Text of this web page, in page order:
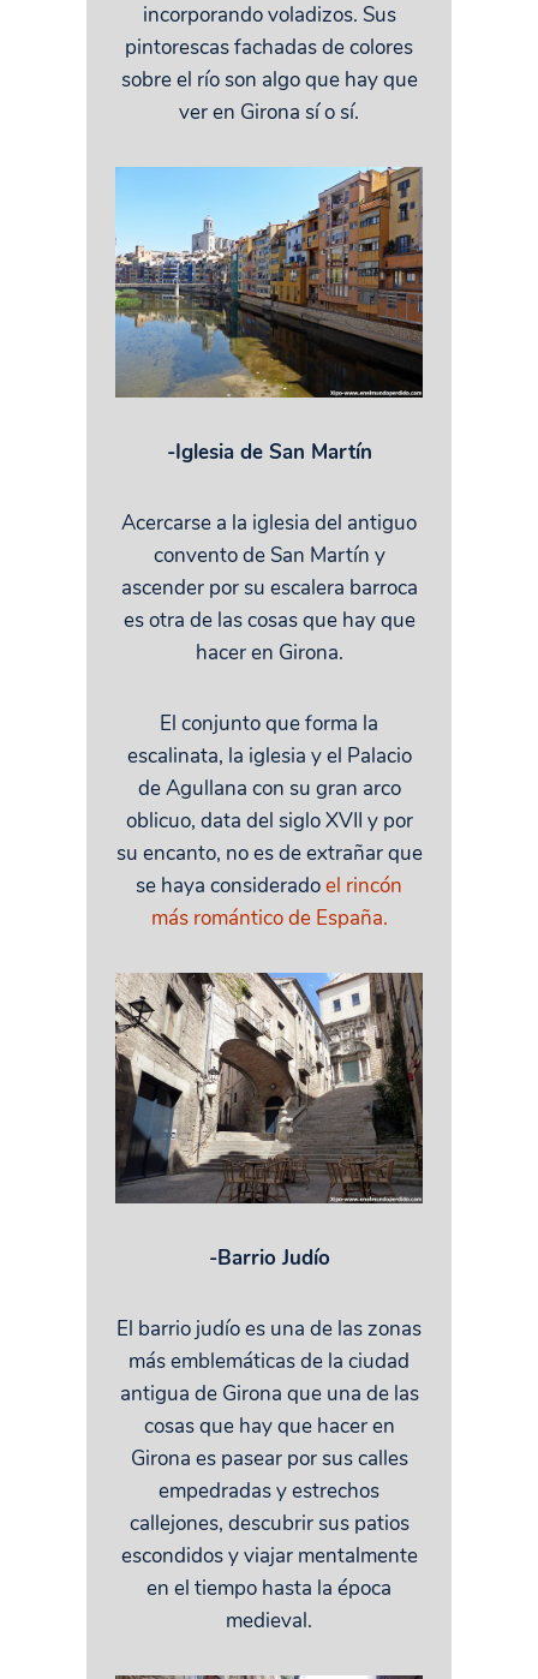
incorporando voladizos. Sus
pintorescas fachadas de colores
sobre el río son algo que hay que
ver en Girona sí o sí.
-Iglesia de San Martín
Acercarse a la iglesia del antiguo
convento de San Martín y
ascender por su escalera barroca
es otra de las cosas que hay que
hacer en Girona.
El conjunto que forma la
escalinata, la iglesia y el Palacio
de Agullana con su gran arco
oblicuo, data del siglo XVII y por
su encanto, no es de extrañar que
se haya consideradoel rincón
más romántico de España.
-Barrio Judío
El barrio judío es una de las zonas
más emblemáticas de la ciudad
antigua de Girona que una de las
cosas que hay que hacer en
Girona es pasear por sus calles
empedradas y estrechos
callejones, descubrir sus patios
escondidos y viajar mentalmente
en el tiempo hasta la época
medieval.